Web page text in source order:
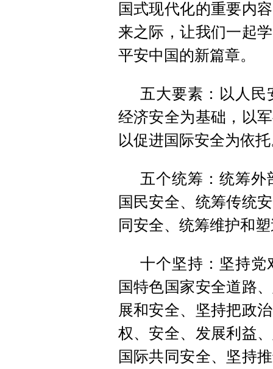
国式现代化的重要内
来之际，让我们一起
平安中国的新篇章。
五大要素：以人
经济安全为基础，以
以促进国际安全为依
五个统筹：统筹
国民安全、统筹传统
同安全、统筹维护和
十个坚持：坚持党
国特色国家安全道路
展和安全、坚持把政
权、安全、发展利益
国际共同安全、坚持